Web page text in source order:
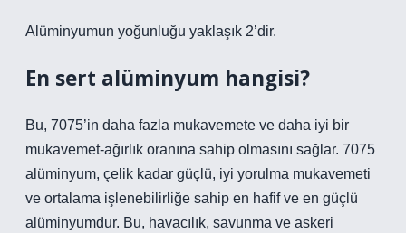
Alüminyumun yoğunluğu yaklaşık 2’dir.
En sert alüminyum hangisi?
Bu, 7075’in daha fazla mukavemete ve daha iyi bir
mukavemet-ağırlık oranına sahip olmasını sağlar. 7075
alüminyum, çelik kadar güçlü, iyi yorulma mukavemeti
ve ortalama işlenebilirliğe sahip en hafif ve en güçlü
alüminyumdur. Bu, havacılık, savunma ve askeri